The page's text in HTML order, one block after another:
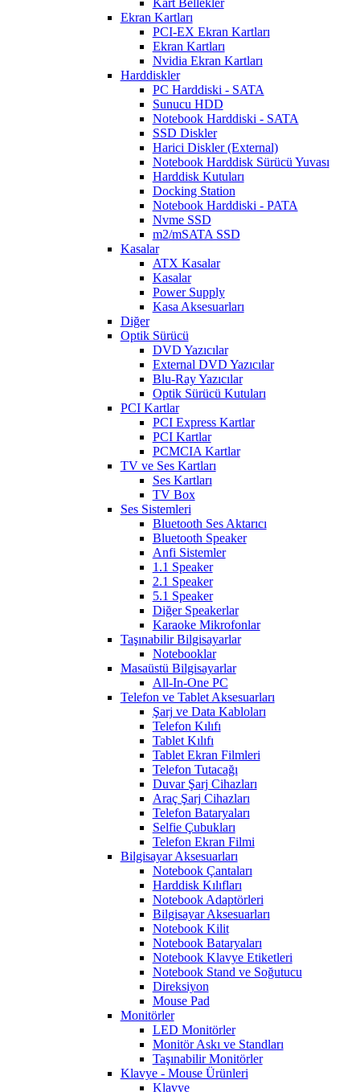
Kart Bellekler
Ekran Kartları
PCI-EX Ekran Kartları
Ekran Kartları
Nvidia Ekran Kartları
Harddiskler
PC Harddiski - SATA
Sunucu HDD
Notebook Harddiski - SATA
SSD Diskler
Harici Diskler (External)
Notebook Harddisk Sürücü Yuvası
Harddisk Kutuları
Docking Station
Notebook Harddiski - PATA
Nvme SSD
m2/mSATA SSD
Kasalar
ATX Kasalar
Kasalar
Power Supply
Kasa Aksesuarları
Diğer
Optik Sürücü
DVD Yazıcılar
External DVD Yazıcılar
Blu-Ray Yazıcılar
Optik Sürücü Kutuları
PCI Kartlar
PCI Express Kartlar
PCI Kartlar
PCMCIA Kartlar
TV ve Ses Kartları
Ses Kartları
TV Box
Ses Sistemleri
Bluetooth Ses Aktarıcı
Bluetooth Speaker
Anfi Sistemler
1.1 Speaker
2.1 Speaker
5.1 Speaker
Diğer Speakerlar
Karaoke Mikrofonlar
Taşınabilir Bilgisayarlar
Notebooklar
Masaüstü Bilgisayarlar
All-In-One PC
Telefon ve Tablet Aksesuarları
Şarj ve Data Kabloları
Telefon Kılıfı
Tablet Kılıfı
Tablet Ekran Filmleri
Telefon Tutacağı
Duvar Şarj Cihazları
Araç Şarj Cihazları
Telefon Bataryaları
Selfie Çubukları
Telefon Ekran Filmi
Bilgisayar Aksesuarları
Notebook Çantaları
Harddisk Kılıfları
Notebook Adaptörleri
Bilgisayar Aksesuarları
Notebook Kilit
Notebook Bataryaları
Notebook Klavye Etiketleri
Notebook Stand ve Soğutucu
Direksiyon
Mouse Pad
Monitörler
LED Monitörler
Monitör Askı ve Standları
Taşınabilir Monitörler
Klavye - Mouse Ürünleri
Klavye